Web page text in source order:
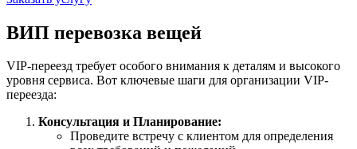
ВИП перевозка вещей
VIP-переезд требует особого внимания к деталям и высокого
уровня сервиса. Вот ключевые шаги для организации VIP-
переезда:
Консультация и Планирование:
Проведите встречу с клиентом для определения